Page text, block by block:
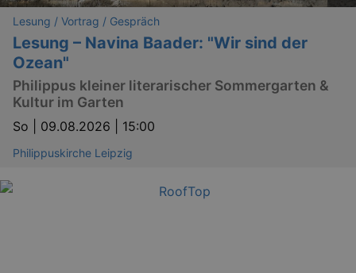
Lesung / Vortrag / Gespräch
Lesung – Navina Baader: "Wir sind der
Ozean"
Philippus kleiner literarischer Sommergarten &
Kultur im Garten
So | 09.08.2026 | 15:00
Philippuskirche Leipzig